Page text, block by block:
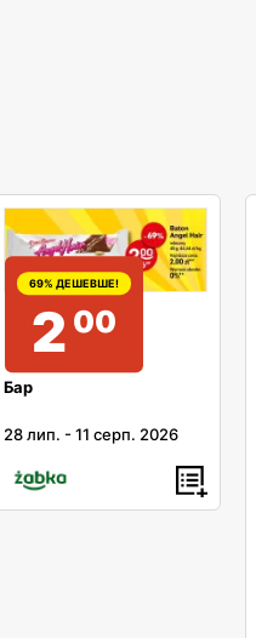
69% ДЕШЕВШЕ!
2 00
Бар
28 лип. -11 серп. 2026